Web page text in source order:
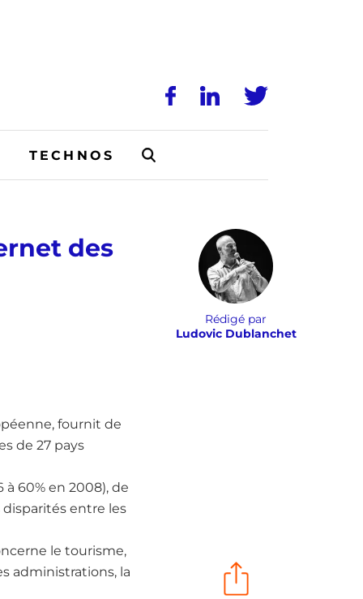
TECHNOS
des
Rédigé par
Ludovic Dublanchet
fournit de
de 27 pays
60% en 2008), de
disparités entre les
le tourisme,
administrations, la